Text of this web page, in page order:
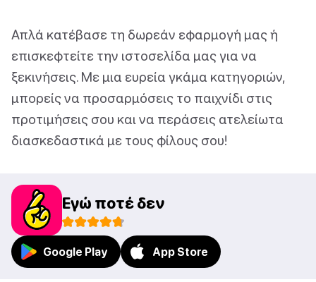
Απλά κατέβασε τη δωρεάν εφαρμογή μας ή
επισκεφτείτε την ιστοσελίδα μας για να
ξεκινήσεις. Με μια ευρεία γκάμα κατηγοριών,
μπορείς να προσαρμόσεις το παιχνίδι στις
προτιμήσεις σου και να περάσεις ατελείωτα
διασκεδαστικά με τους φίλους σου!
Εγώ ποτέ δεν
Google Play App Store